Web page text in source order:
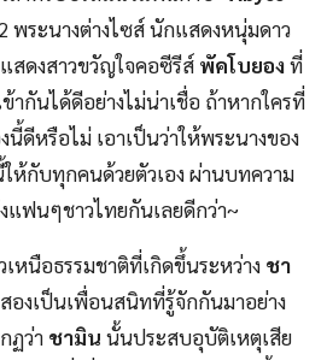
พระนางต่างไซส์ นักแสดงหนุ่มดาว
สดงสาวขวัญใจคอซีรีส์ พัคโบยองที่
ากันได้ดีอย่างไม่น่าเชื่อ ถ้าหากใครที่
นี้ดีหรือไม่ เอาเป็นว่าให้พระนางของ
ให้กับทุกคนด้วยตัวเอง ผ่านบทความ
แฟนๆชาวไทยกันเลยดีกว่า~
เหนือธรรมชาติที่เกิดขึ้นระหว่าง ชา
องเป็นเพื่อนสนิทที่รู้จักกันมาอย่าง
ฏว่า ชามิน นั้นประสบอุบัติเหตุเสีย